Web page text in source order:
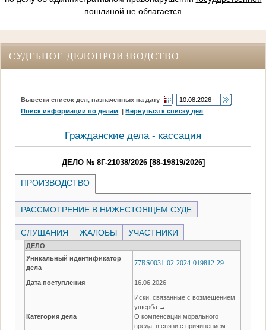
пошлиной не облагается
СУДЕБНОЕ ДЕЛОПРОИЗВОДСТВО
Вывести список дел, назначенных на дату
Поиск информации по делам |Вернуться к списку дел
Гражданские дела - кассация
ДЕЛО № 8Г-21038/2026 [88-19819/2026]
ПРОИЗВОДСТВО
РАССМОТРЕНИЕ В НИЖЕСТОЯЩЕМ СУДЕ
СЛУШАНИЯ ЖАЛОБЫ УЧАСТНИКИ
ДЕЛО
Уникальный идентификатор
дела
77RS0031-02-2024-019812-29
Дата поступления 16.06.2026
Категория дела
Иски, связанные с возмещением
ущерба →
О компенсации морального
вреда, в связи с причинением